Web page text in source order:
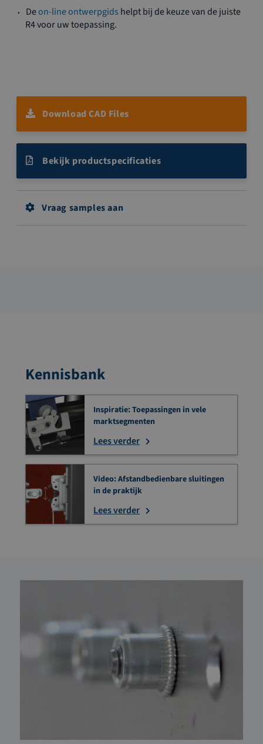
Deon-line ontwerpgids helpt bij de keuze van de juiste
R4 voor uw toepassing.
Download CAD Files
Bekijk productspecificaties
Vraag samples aan
Kennisbank
Inspiratie: Toepassingen in vele
marktsegmenten
Lees verder
Video: Afstandbedienbare sluitingen
in de praktijk
Lees verder